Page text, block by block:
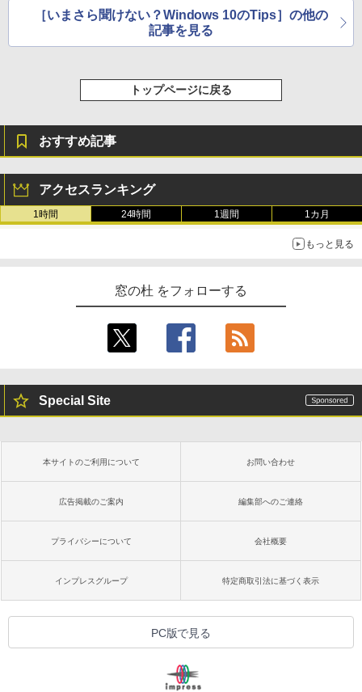
［いまさら聞けない？Windows 10のTips］の他の
記事を見る
トップページに戻る
おすすめ記事
アクセスランキング
1時間 24時間 1週間 1カ月
もっと見る
窓の杜 をフォローする
Special Site
本サイトのご利用について お問い合わせ
広告掲載のご案内 編集部へのご連絡
プライバシーについて 会社概要
インプレスグループ 特定商取引法に基づく表示
PC版で見る